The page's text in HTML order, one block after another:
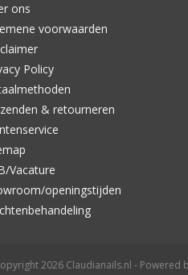
ons
voorwaarden
Policy
& retourneren
Vacature
openingstijden
2026 Claudianails.nl - Powered